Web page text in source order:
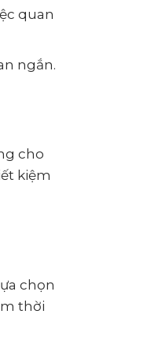
quan
ngắn.
cho
kiệm
chọn
thời